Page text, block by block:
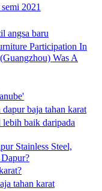
2021
angsa baru
Participation In
Was A
baja tahan karat
lebih baik daripada
Stainless Steel,
tahan karat